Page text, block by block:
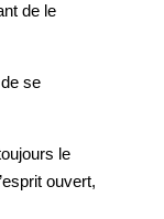
de le
se
le
ouvert,